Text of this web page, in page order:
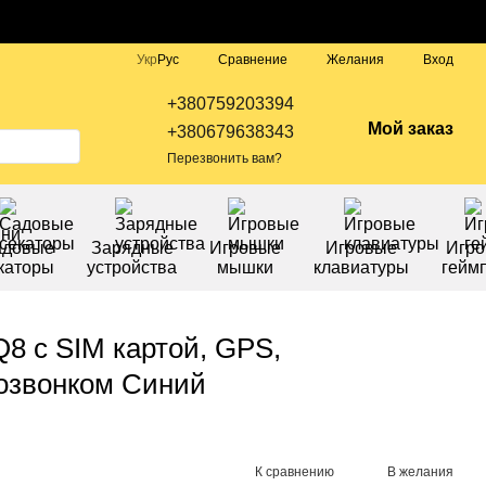
Укр Рус Сравнение Желания Вход
+380759203394
+380679638343
Перезвонить вам?
Мой заказ
Зарядные
устройства
Игровые
мышки
Игровые
клавиатуры
с SIM картой, GPS,
Синий
К сравнению В желания